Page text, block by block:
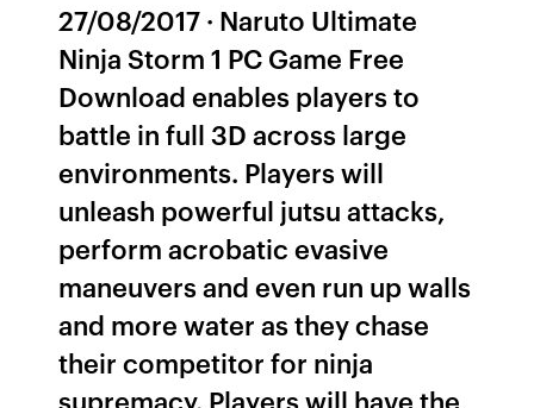
27/08/2017 · Naruto Ultimate
Ninja Storm 1 PC Game Free
Download enables players to
battle in full 3D across large
environments. Players will
unleash powerful jutsu attacks,
perform acrobatic evasive
maneuvers and even run up walls
and more water as they chase
their competitor for ninja
supremacy. Players will have the